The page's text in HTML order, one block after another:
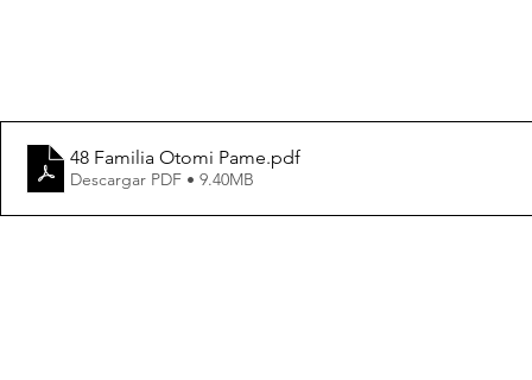
48 Familia Otomi Pame.pdf
Descargar PDF • 9.40MB